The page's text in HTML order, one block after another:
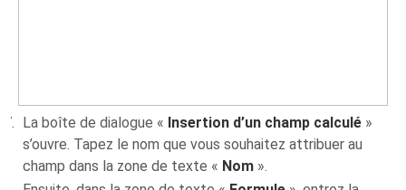
La boîte de dialogue « Insertion d’un champ calculé »
s’ouvre. Tapez le nom que vous souhaitez attribuer au
champ dans la zone de texte « Nom ».